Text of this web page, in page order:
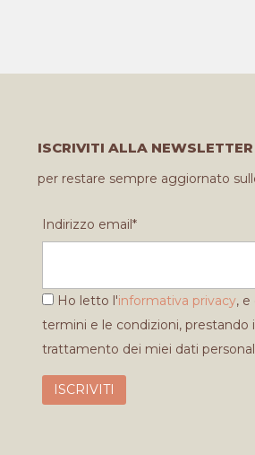
ISCRIVITI ALLA NEWSLETTER
per restare sempre aggiornato
Indirizzo email*
Ho letto l'informativa privacy,
termini e le condizioni, prestando
trattamento dei miei dati